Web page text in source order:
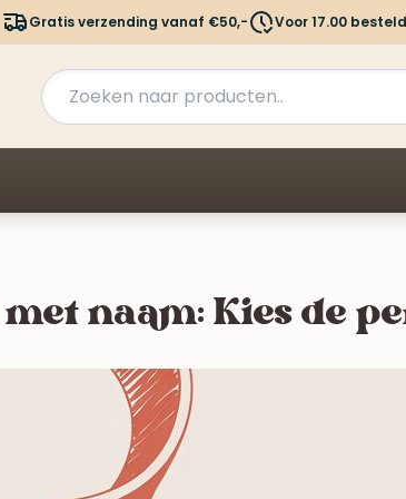
Gratis verzending vanaf €50,- Voor 17.00
naam: Kies de